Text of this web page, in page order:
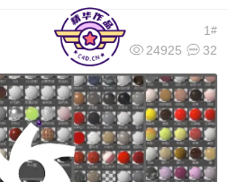
1#
24925
32